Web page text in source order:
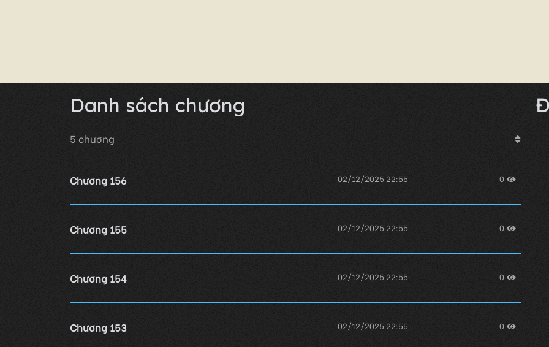
Danh sách chương
5 chương
Chương 156 02/12/2025 22:55 0
Chương 155 02/12/2025 22:55 0
Chương 154 02/12/2025 22:55 0
Chương 153 02/12/2025 22:55 0